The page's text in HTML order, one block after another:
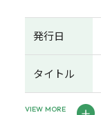
発行日
タイトル
VIEW MORE